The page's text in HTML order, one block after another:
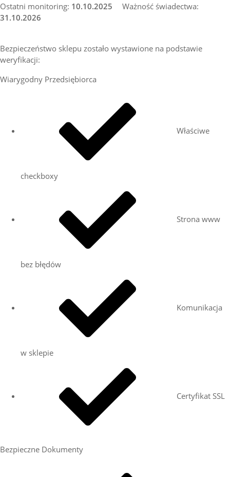
Ostatni monitoring: 10.10.2025
Ważność świadectwa:
31.10.2026
Bezpieczeństwo sklepu zostało wystawione na podstawie
weryfikacji:
Wiarygodny Przedsiębiorca
Właściwe
checkboxy
Strona www
bez błędów
Komunikacja
w sklepie
Certyfikat SSL
Bezpieczne Dokumenty